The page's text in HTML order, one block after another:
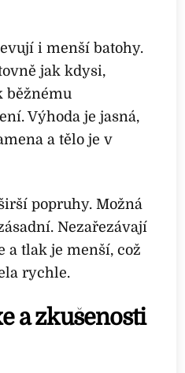
i menší batohy.
jak kdysi,
běžnému
Výhoda je jasná,
a tělo je v
popruhy. Možná
Nezařezávají
a tlak je menší, což
rychle.
a zkušenosti